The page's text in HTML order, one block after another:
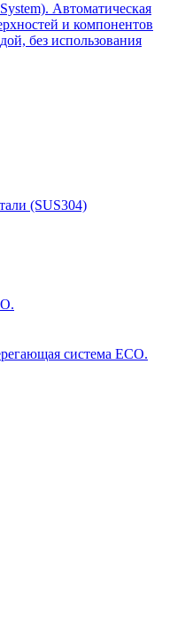
Автоматическая
и компонентов
без использования
(SUS304)
система ECO.